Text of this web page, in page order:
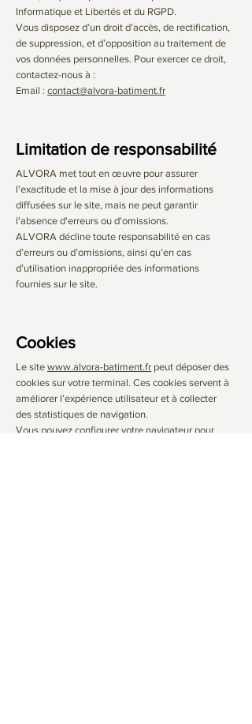
Informatique et Libertés et du RGPD.
Vous disposez d’un droit d’accès, de rectification,
de suppression, et d’opposition au traitement de
vos données personnelles. Pour exercer ce droit,
contactez-nous à :
Email : contact@alvora-batiment.fr
Limitation de responsabilité
ALVORA met tout en œuvre pour assurer
l'exactitude et la mise à jour des informations
diffusées sur le site, mais ne peut garantir
l'absence d'erreurs ou d'omissions.
ALVORA décline toute responsabilité en cas
d’erreurs ou d’omissions, ainsi qu’en cas
d’utilisation inappropriée des informations
fournies sur le site.
Cookies
Le site www.alvora-batiment.fr peut déposer des
cookies sur votre terminal. Ces cookies servent à
améliorer l’expérience utilisateur et à collecter
des statistiques de navigation.
Vous pouvez configurer votre navigateur pour